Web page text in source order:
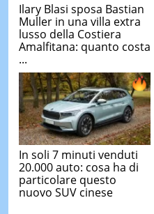
Ilary Blasi sposa Bastian
Muller in una villa extra
lusso della Costiera
Amalfitana: quanto costa
...
In soli 7 minuti venduti
20.000 auto: cosa ha di
particolare questo
nuovo SUV cinese